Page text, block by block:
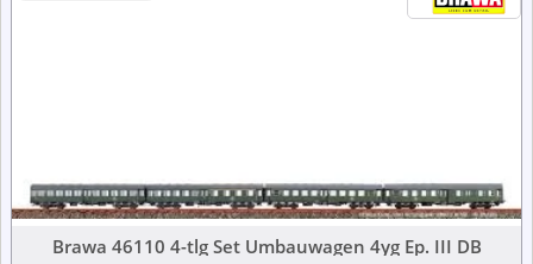
Brawa 46110 4-tlg Set Umbauwagen 4yg Ep. III DB